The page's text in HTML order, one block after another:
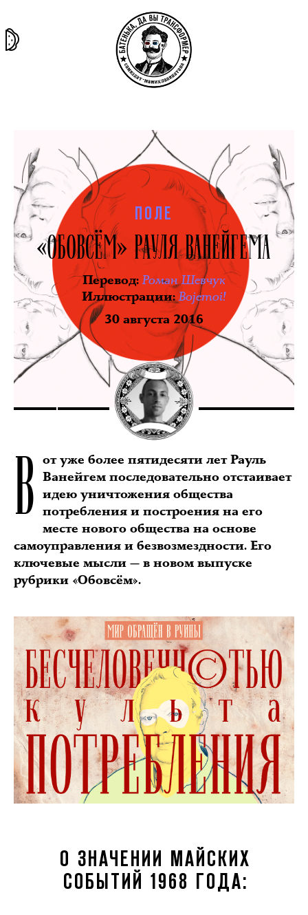
ПОЛЕ
«ОБОВСЁМ» РАУЛЯ ВАНЕЙГЕМА
Перевод:Роман Шевчук
Иллюстрации:Bojemoi!
30 августа 2016
В от уже более пятидесяти лет Рауль
Ванейгем последовательно отстаивает
идею уничтожения общества
потребления и построения на его
месте нового общества на основе
самоуправления и безвозмездности. Его
ключевые мысли — в новом выпуске
рубрики «Обовсём».
О ЗНАЧЕНИИ МАЙСКИХ
СОБЫТИЙ 1968 ГОДА: